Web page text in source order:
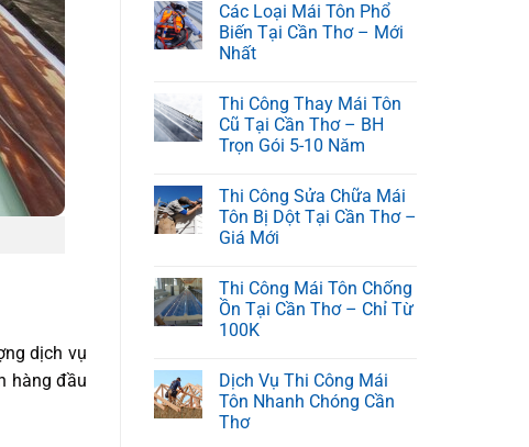
dịch vụ
hàng đầu
Các Loại Mái Tôn Phổ
Biến Tại Cần Thơ – Mới
Nhất
Thi Công Thay Mái Tôn
Cũ Tại Cần Thơ – BH
Trọn Gói 5-10 Năm
Thi Công Sửa Chữa Mái
Tôn Bị Dột Tại Cần Thơ –
Giá Mới
Thi Công Mái Tôn Chống
Ồn Tại Cần Thơ – Chỉ Từ
100K
Dịch Vụ Thi Công Mái
Tôn Nhanh Chóng Cần
Thơ